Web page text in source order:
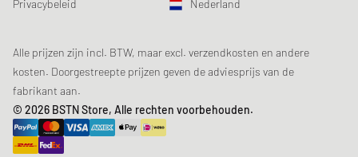
Productveiligheid
Gegevenscontrole
Studentenkorting: EDiU
Privacybeleid Nederland
Alle prijzen zijn incl. BTW, maar excl. verzendkosten en andere
kosten. Doorgestreepte prijzen geven de adviesprijs van de
fabrikant aan.
© 2026 BSTN Store, Alle rechten voorbehouden.